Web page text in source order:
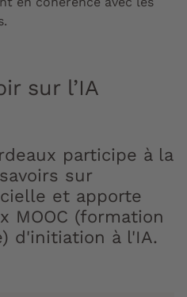
sur l’IA
participe à la
sur
et apporte
MOOC (formation
d'initiation à l'IA.